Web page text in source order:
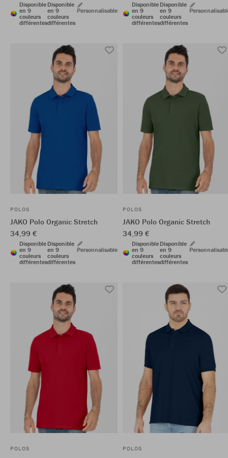
Disponible
en 9
couleurs
différentes
Disponible
en 9
couleurs
différentes
Personnalisable
Disponible
en 9
couleurs
différentes
Disponible
en 9
couleurs
différentes
POLOS
JAKO Polo Organic Stretch
34,99 €
Disponible
en 9
couleurs
différentes
Disponible
en 9
couleurs
différentes
Personnalisable
POLOS
JAKO Polo Organic Stretch
34,99 €
Disponible
en 9
couleurs
différentes
Disponible
en 9
couleurs
différentes
POLOS POLOS